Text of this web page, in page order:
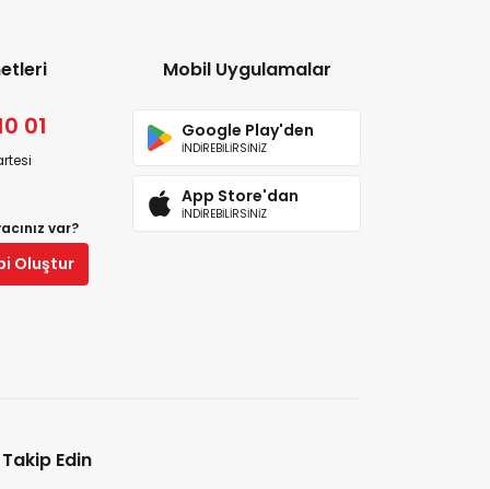
01
var?
Oluştur
Mobil Uygulamalar
Google Play'den
İNDİREBİLİRSİNİZ
App Store'dan
İNDİREBİLİRSİNİZ
Edin